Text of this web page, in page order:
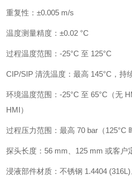
重复性：±0.005 m/s
温度测量精度：±0.02 °C
过程温度范围：-25°C 至 125°C
CIP/SIP 清洗温度：最高 145°C，持
环境温度范围：-25°C 至 65°C（无
HMI）
过程压力范围：最高 70 bar（125°C
探头长度：56 mm、125 mm 或客户
浸液部件材质：不锈钢 1.4404